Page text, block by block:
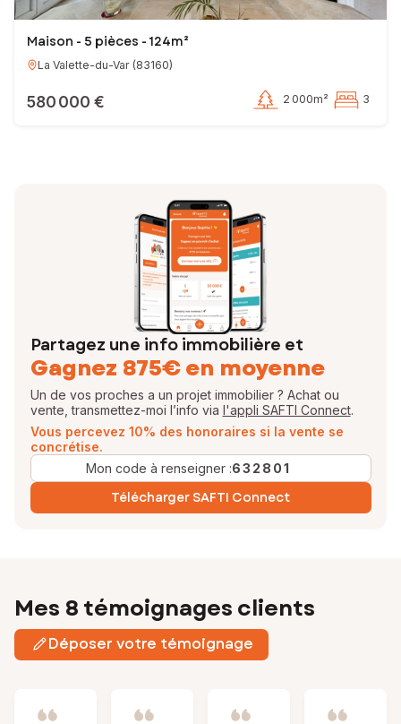
Maison - 5 pièces - 124m²
La Valette-du-Var (83160)
580 000 € 2 000m² 3
Partagez une info immobilière et
Gagnez 875€ en moyenne
Un de vos proches a un projet immobilier ? Achat ou
vente, transmettez-moi l’info via l'appli SAFTI Connect.
Vous percevez 10% des honoraires si la vente se
concrétise.
Mon code à renseigner :632801
Télécharger SAFTI Connect
Mes 8 témoignages clients
Déposer votre témoignage